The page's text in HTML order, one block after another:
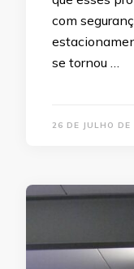
com
se tornou …
26 DE JULHO DE